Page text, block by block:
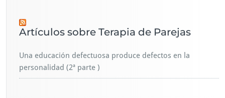
Artículos sobre Terapia de Parejas
Una educación defectuosa produce defectos en la
personalidad (2ª parte )